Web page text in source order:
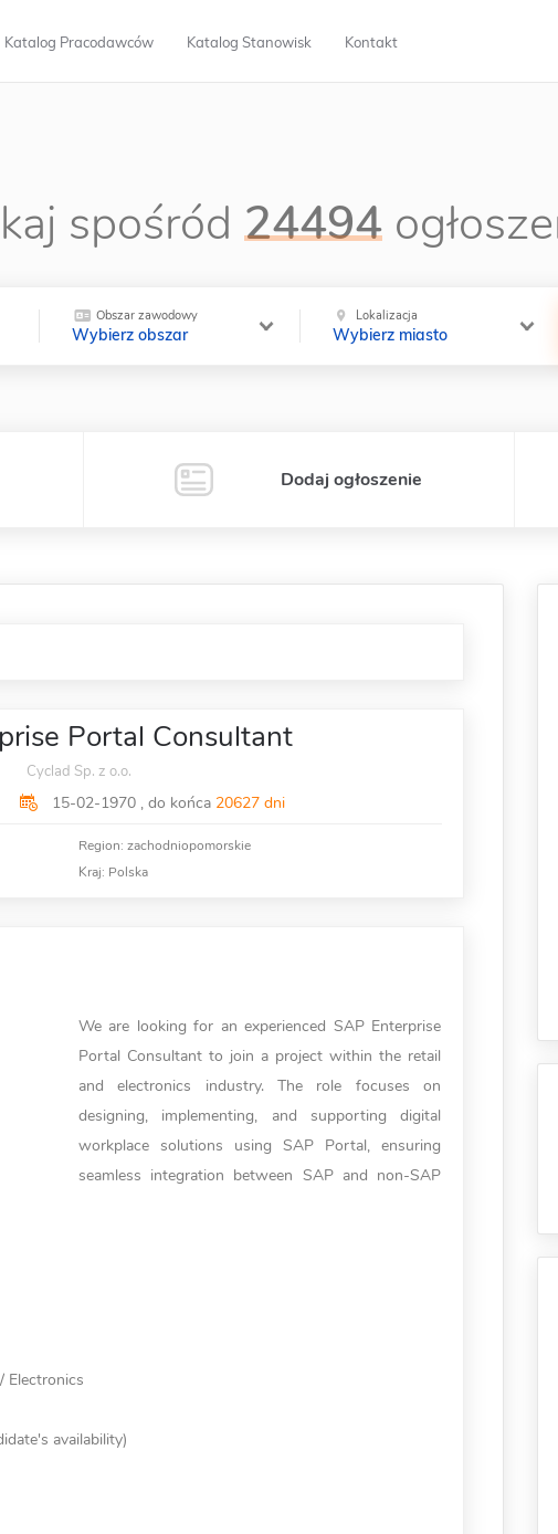
Katalog Pracodawców Katalog Stanowisk Kontakt
spośród 24494
Obszar zawodowy
Wybierz obszar
Lokalizacja
Wybierz miasto
Dodaj ogłoszenie
Portal Consultant
Cyclad Sp. z o.o.
15-02-1970 , do końca 20627 dni
Region: zachodniopomorskie
Kraj: Polska
We are looking for an experienced SAP Enterprise
Portal Consultant to join a project within the retail
and electronics industry. The role focuses on
designing, implementing, and supporting digital
workplace solutions using SAP Portal, ensuring
seamless integration between SAP and non-SAP
Electronics
availability)